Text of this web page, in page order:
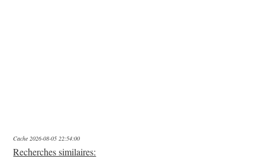
Cache 2026-08-05 22:54:00
Recherches similaires: